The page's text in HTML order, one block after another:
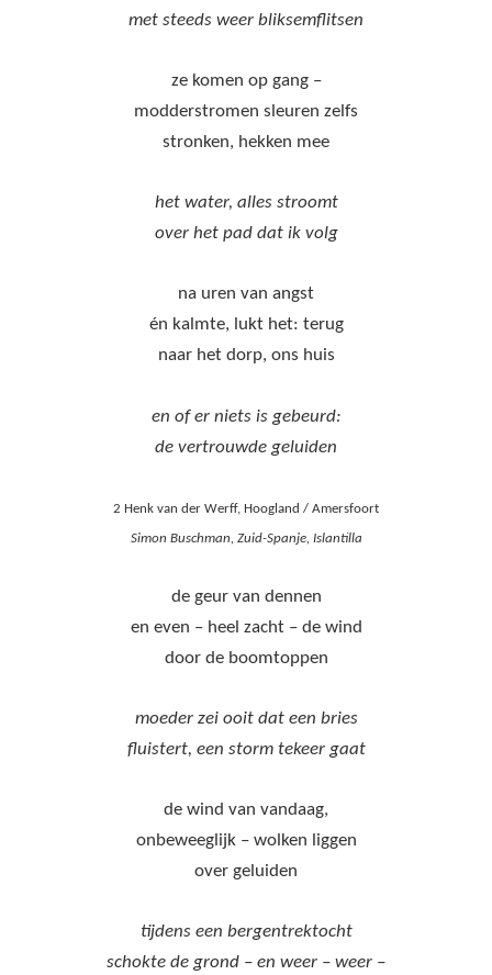
met steeds weer bliksemflitsen
ze komen op gang –
modderstromen sleuren zelfs
stronken, hekken mee
het water, alles stroomt
over het pad dat ik volg
na uren van angst
én kalmte, lukt het: terug
naar het dorp, ons huis
en of er niets is gebeurd:
de vertrouwde geluiden
2 Henk van der Werff, Hoogland / Amersfoort
Simon Buschman, Zuid-Spanje, Islantilla
de geur van dennen
en even – heel zacht – de wind
door de boomtoppen
moeder zei ooit dat een bries
fluistert, een storm tekeer gaat
de wind van vandaag,
onbeweeglijk – wolken liggen
over geluiden
tijdens een bergentrektocht
schokte de grond – en weer – weer –